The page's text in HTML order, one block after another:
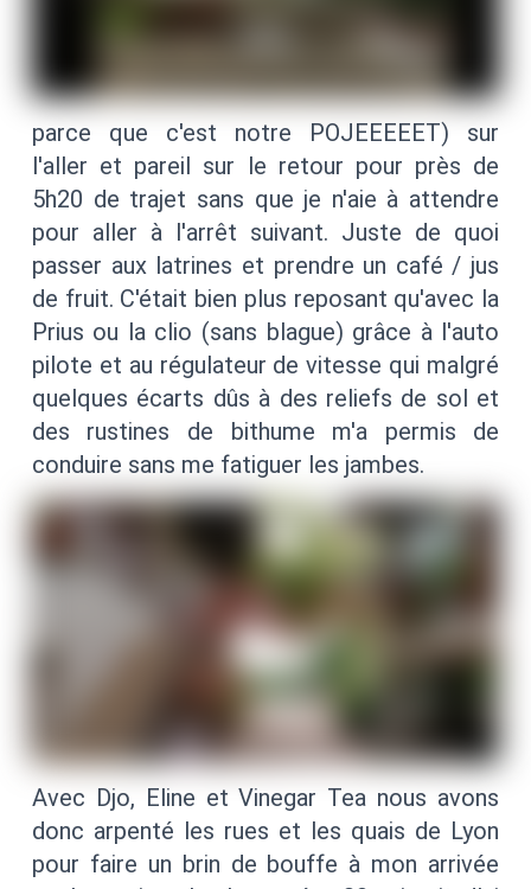
parce que c'est notre POJEEEEET) sur
l'aller et pareil sur le retour pour près de
5h20 de trajet sans que je n'aie à attendre
pour aller à l'arrêt suivant. Juste de quoi
passer aux latrines et prendre un café / jus
de fruit. C'était bien plus reposant qu'avec la
Prius ou la clio (sans blague) grâce à l'auto
pilote et au régulateur de vitesse qui malgré
quelques écarts dûs à des reliefs de sol et
des rustines de bithume m'a permis de
conduire sans me fatiguer les jambes.
Avec Djo, Eline et Vinegar Tea nous avons
donc arpenté les rues et les quais de Lyon
pour faire un brin de bouffe à mon arrivée